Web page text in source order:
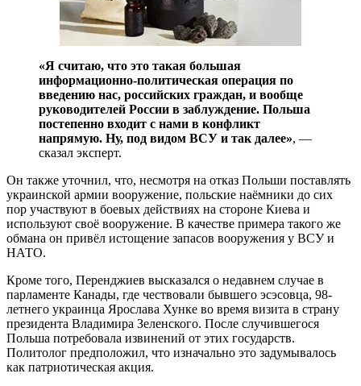
«Я считаю, что это такая большая
информационно-политическая операция по
введению нас, российских граждан, и вообще
руководителей России в заблуждение. Польша
постепенно входит с нами в конфликт
напрямую. Ну, под видом ВСУ и так далее», —
сказал эксперт.
Он также уточнил, что, несмотря на отказ Польши поставлять
украинской армии вооружение, польские наёмники до сих
пор участвуют в боевых действиях на стороне Киева и
используют своё вооружение. В качестве примера такого же
обмана он привёл истощение запасов вооружения у ВСУ и
НАТО.
Кроме того, Перенджиев высказался о недавнем случае в
парламенте Канады, где чествовали бывшего эсэсовца, 98-
летнего украинца Ярослава Хунке во время визита в страну
президента Владимира Зеленского. После случившегося
Польша потребовала извинений от этих государств.
Политолог предположил, что изначально это задумывалось
как патриотическая акция.